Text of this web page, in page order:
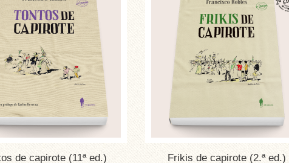
de capirote (11ª ed.) Frikis de capirote (2.ª ed.)